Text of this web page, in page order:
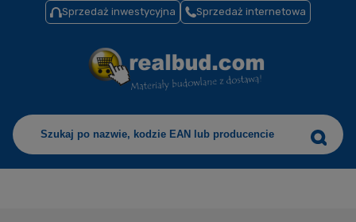
Sprzedaż inwestycyjna Sprzedaż internetowa